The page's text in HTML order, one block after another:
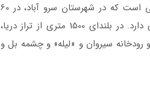
«‌اورامان تخت» ‌يکي ‌از‌ روستاهای ‌تاريخي‌ ایران و زيستگاه مردمان هورامي است که در شهرستان سرو آباد، در 60
کیلومتری جنوب شرقی مریوان، در 170 کیلومتری سنندج و در کردستان جای دارد. در بلندای 1500 متری از تراز دریا،
سيروان و «لیله» و چشمه بل و